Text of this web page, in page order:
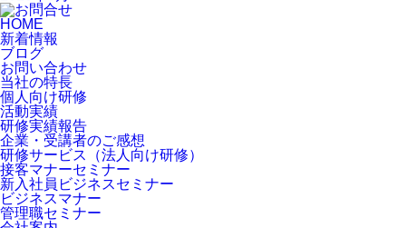
HOME
新着情報
ブログ
お問い合わせ
当社の特長
個人向け研修
活動実績
研修実績報告
企業・受講者のご感想
研修サービス（法人向け研修）
接客マナーセミナー
新入社員ビジネスセミナー
ビジネスマナー
管理職セミナー